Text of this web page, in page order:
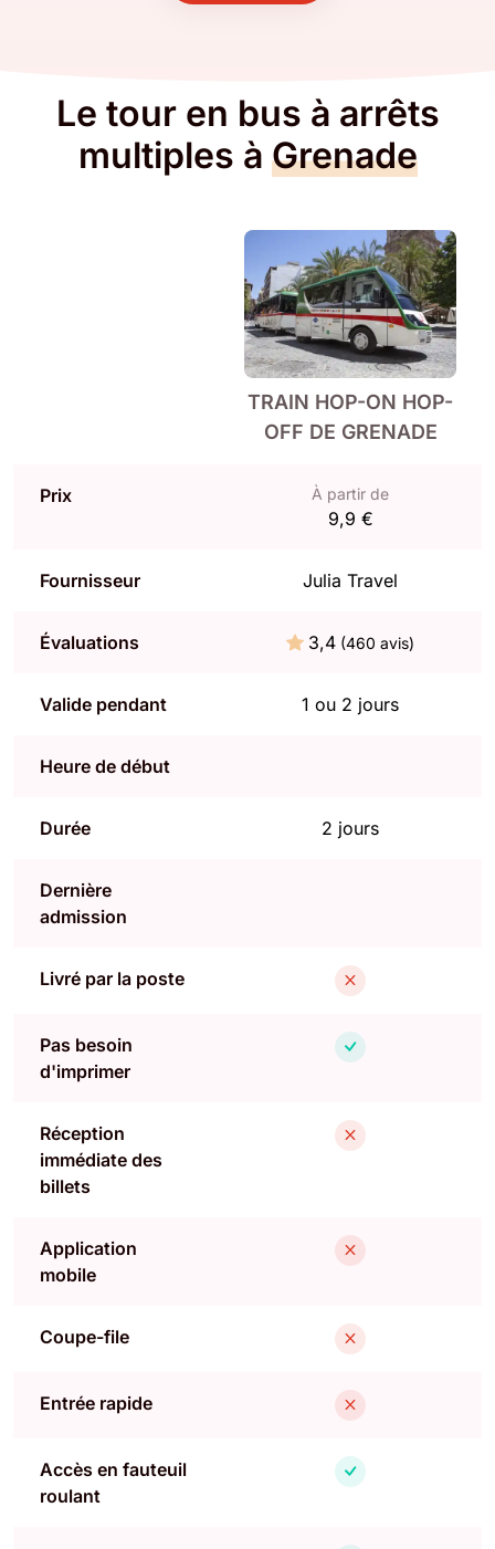
Le tour en bus à arrêts
multiples à Grenade
TRAIN HOP-ON HOP-
OFF DE GRENADE
Prix À partir de
9,9 €
Fournisseur Julia Travel
Évaluations 3,4 (460 avis)
Valide pendant 1 ou 2 jours
Heure de début
Durée 2 jours
Dernière
admission
Livré par la poste
Pas besoin
d'imprimer
Réception
immédiate des
billets
Application
mobile
Coupe-file
Entrée rapide
Accès en fauteuil
roulant